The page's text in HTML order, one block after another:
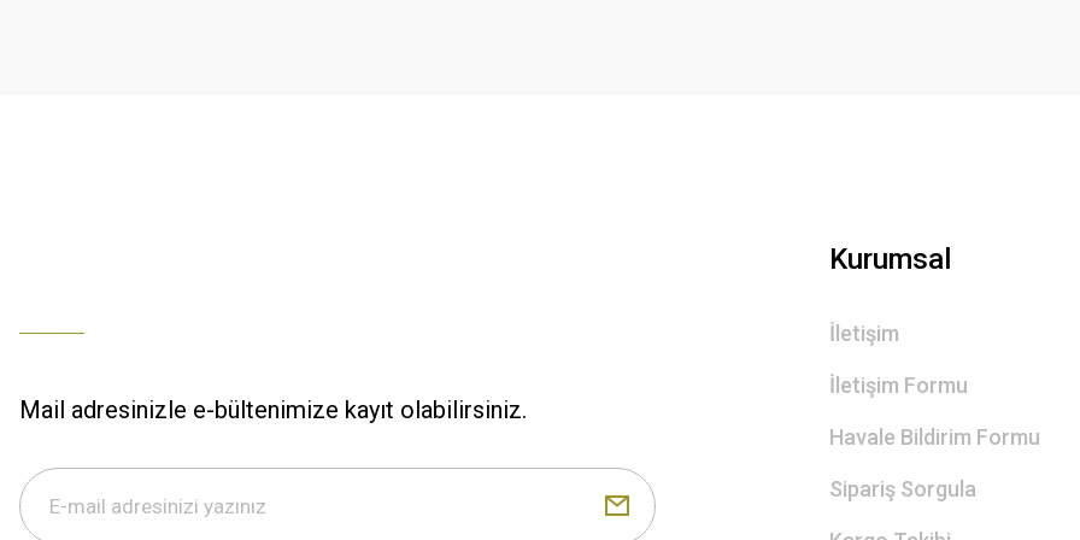
S... M... | 29/12/2025
Mail adresinizle e-bültenimize kayıt olabilirsiniz.
Kurumsal
İletişim
İletişim Formu
Havale Bildirim Formu
Sipariş Sorgula